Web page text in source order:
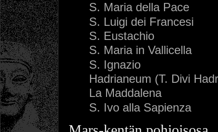
S. Maria della Pace
S. Luigi dei Francesi
S. Eustachio
S. Maria in Vallicella
S. Ignazio
Hadrianeum (T. Divi
La Maddalena
S. Ivo alla Sapienza